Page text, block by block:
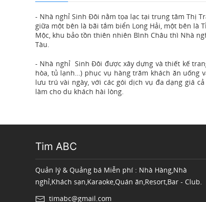
- Nhà nghỉ Sinh Đôi nằm tọa lạc tại trung tâm Thị
giữa một bên là bãi tắm biển Long Hải, một bên là
Mộc, khu bảo tồn thiên nhiên Bình Châu thì Nhà
Tàu.
- Nhà nghỉ Sinh Đôi được xây dựng và thiết kế
hòa, tủ lạnh…) phục vụ hàng trăm khách ăn uống
lưu trú vài ngày, với các gói dịch vụ đa dạng giá
làm cho du khách hài lòng.
Tim ABC
Quản lý & Quảng bá Miễn phí : Nhà Hàng,Nhà
nghỉ,Khách sạn,Karaoke,Quán ăn,Resort,Bar - Club.
timabc@gmail.com